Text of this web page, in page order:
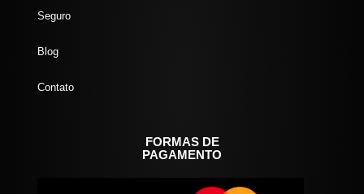
Seguro
Blog
Contato
FORMAS DE
PAGAMENTO